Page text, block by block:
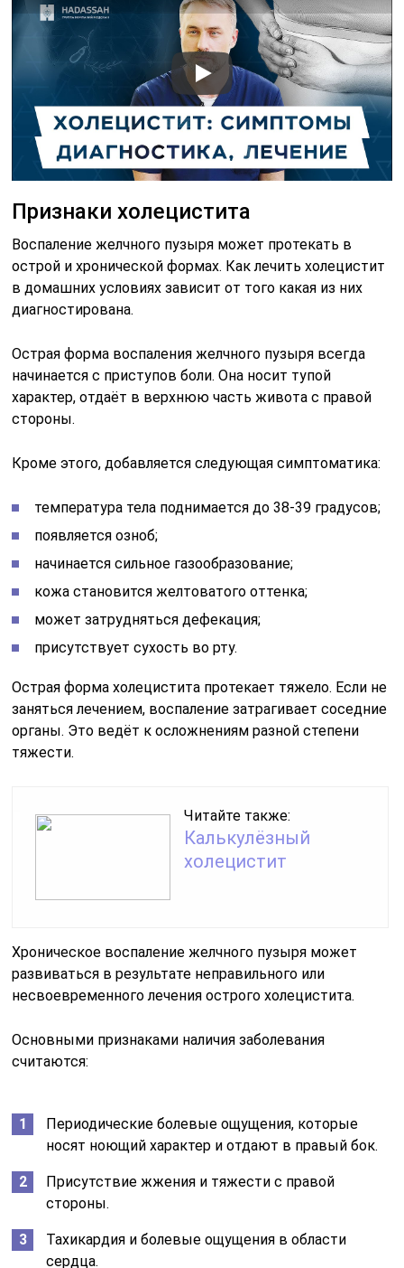
Признаки холецистита
Воспаление желчного пузыря может протекать в
острой и хронической формах. Как лечить холецистит
в домашних условиях зависит от того какая из них
диагностирована.
Острая форма воспаления желчного пузыря всегда
начинается с приступов боли. Она носит тупой
характер, отдаёт в верхнюю часть живота с правой
стороны.
Кроме этого, добавляется следующая симптоматика:
температура тела поднимается до 38-39 градусов;
появляется озноб;
начинается сильное газообразование;
кожа становится желтоватого оттенка;
может затрудняться дефекация;
присутствует сухость во рту.
Острая форма холецистита протекает тяжело. Если не
заняться лечением, воспаление затрагивает соседние
органы. Это ведёт к осложнениям разной степени
тяжести.
Читайте также:
Калькулёзный
холецистит
Хроническое воспаление желчного пузыря может
развиваться в результате неправильного или
несвоевременного лечения острого холецистита.
Основными признаками наличия заболевания
считаются:
Периодические болевые ощущения, которые
носят ноющий характер и отдают в правый бок.
Присутствие жжения и тяжести с правой
стороны.
Тахикардия и болевые ощущения в области
сердца.